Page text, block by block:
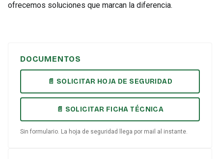
ofrecemos soluciones que marcan la diferencia.
DOCUMENTOS
📄 SOLICITAR HOJA DE SEGURIDAD
📄 SOLICITAR FICHA TÉCNICA
Sin formulario. La hoja de seguridad llega por mail al instante.